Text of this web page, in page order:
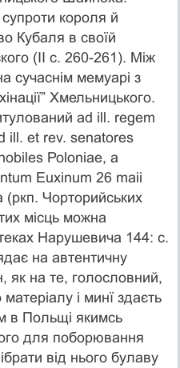
короля й
Кубаля в своїй
(II с. 260-261). Між
сучаснім мемуарі з
Хмельницького.
ad ill. regem
ill. et rev. senatores
Роlоniае, а
Euxinum 26 mаii
Чорторийських
місць можна
Нарушевича 144: с.
на автентичну
як на те, голословний,
і минї здаєть
в Польщі якимсь
для поборювання
від нього булаву